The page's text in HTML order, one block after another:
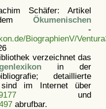
Schäfer: Artikel
Ökumenischen
BiographienV/
verzeichnet das
in der
detaillierte
sind im Internet über
und
abrufbar.